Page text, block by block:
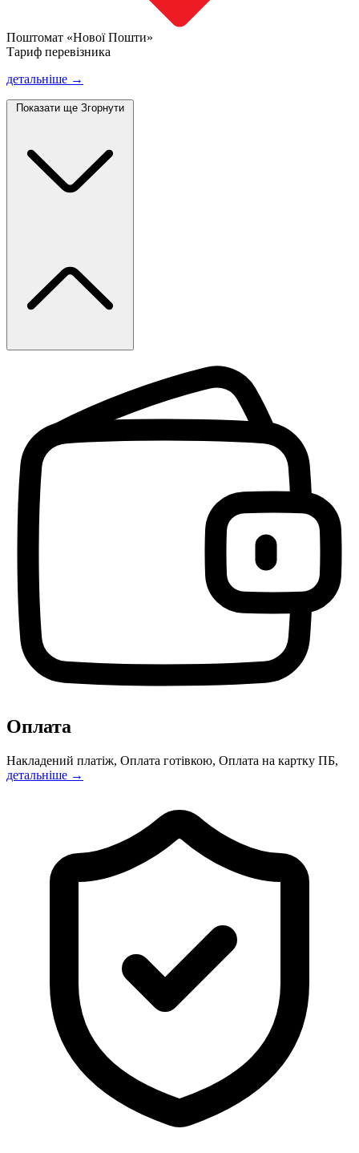
Поштомат «Нової Пошти»
Тариф перевізника
детальніше →
Показати ще Згорнути
Оплата
Накладений платіж, Оплата готівкою, Оплата на картку ПБ,
детальніше →